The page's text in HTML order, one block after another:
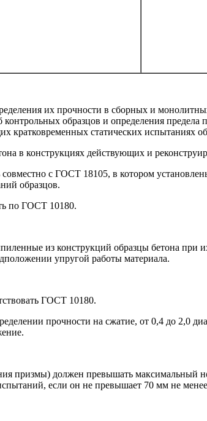
их прочности в сборных и
образцов и определения предела
кратковременных статических испытаниях
в конструкциях действующих и
с ГОСТ 18105, в котором
образцов.
по ГОСТ 10180.
из конструкций образцы бетона при
упругой работы материала.
ГОСТ 10180.
прочности на сжатие, от 0,4 до 2,0
призмы) должен превышать максимальный
если он не превышает 70 мм не